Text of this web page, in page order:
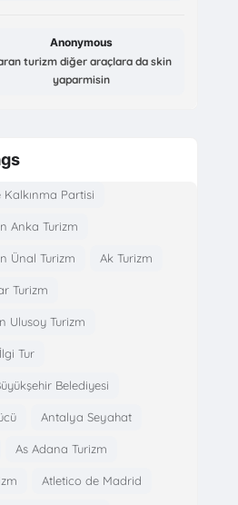
Anonymous
turizm diğer araçlara da skin
yaparmisin
Kalkınma Partisi
Anka Turizm
Ünal Turizm Ak Turizm
Turizm
Ulusoy Turizm
Tur
Belediyesi
Antalya Seyahat
As Adana Turizm
Atletico de Madrid